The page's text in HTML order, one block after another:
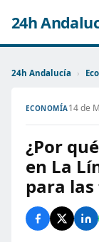
24h
24h Andalucía ›
ECONOMÍA14 de
¿Por
en La
para